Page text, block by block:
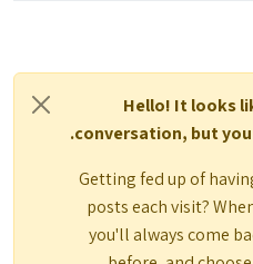
Hello! It looks
conversation, but
Getting fed up of
posts each visit?
you'll always come